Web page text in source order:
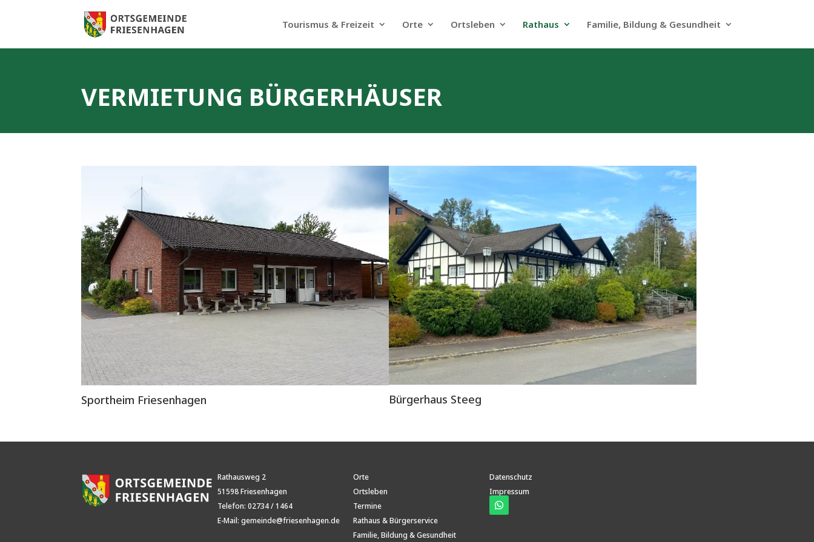
Tourismus & Freizeit Orte Ortsleben Rathaus Familie, Bildung & Gesundheit
VERMIETUNG BÜRGERHÄUSER
Sportheim Friesenhagen Bürgerhaus Steeg
Rathausweg 2
51598Friesenhagen
Telefon: 02734 / 1464
E-Mail: gemeinde@friesenhagen.de
Orte
Ortsleben
Termine
Rathaus & Bürgerservice
Familie, Bildung & Gesundheit
Datenschutz
Impressum